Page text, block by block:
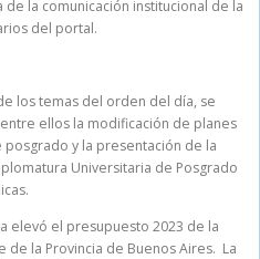
la comunicación institucional de la
del portal.
los temas del orden del día, se
ellos la modificación de planes
y la presentación de la
Universitaria de Posgrado
elevó el presupuesto 2023 de la
la Provincia de Buenos Aires. La